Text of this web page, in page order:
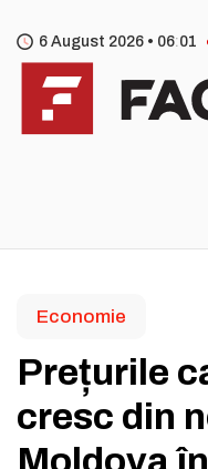
6 August 2026 • 06 01
Economie
Prețurile
cresc din
Moldova